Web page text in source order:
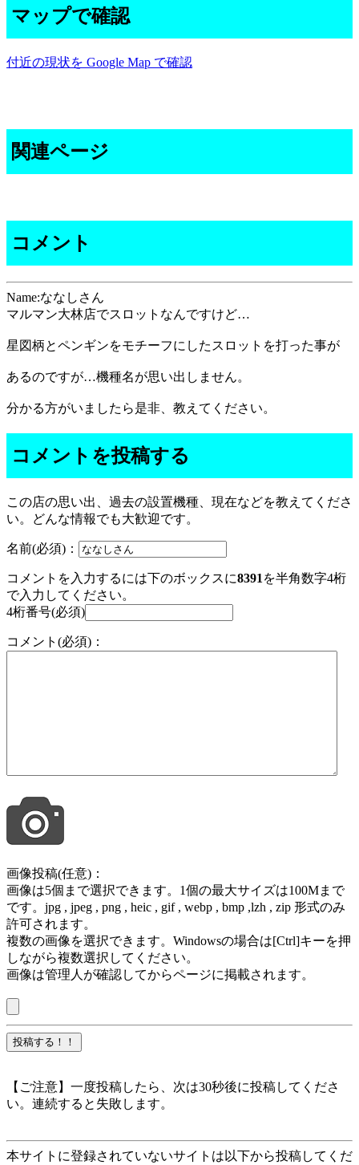
マップで確認
付近の現状を Google Map で確認
関連ページ
コメント
Name:ななしさん
マルマン大林店でスロットなんですけど…
星図柄とペンギンをモチーフにしたスロットを打った事が
あるのですが…機種名が思い出しません。
分かる方がいましたら是非、教えてください。
コメントを投稿する
この店の思い出、過去の設置機種、現在などを教えてくださ
い。どんな情報でも大歓迎です。
名前(必須)：
コメントを入力するには下のボックスに8391 を半角数字4桁
で入力してください。
4桁番号(必須)
コメント(必須)：
画像投稿(任意)：
画像は5個まで選択できます。1個の最大サイズは100Mまで
です。jpg , jpeg , png , heic , gif , webp , bmp ,lzh , zip 形式のみ
許可されます。
複数の画像を選択できます。Windowsの場合は[Ctrl]キーを押
しながら複数選択してください。
画像は管理人が確認してからページに掲載されます。
【ご注意】一度投稿したら、次は30秒後に投稿してくださ
い。連続すると失敗します。
本サイトに登録されていないサイトは以下から投稿してくだ